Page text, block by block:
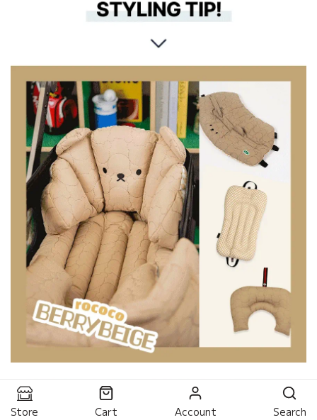
Store Cart Account Search